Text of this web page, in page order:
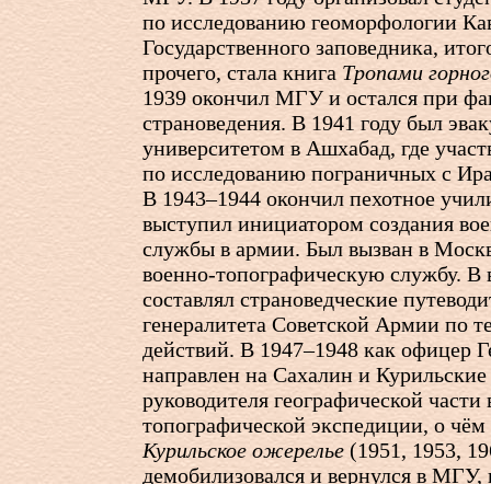
по исследованию геоморфологии
Государственного заповедника,
прочего, стала книга Тропами
1939 окончил МГУ и остался при
страноведения. В 1941 году был
университетом в Ашхабад, где
по исследованию пограничных с
В 1943–1944 окончил пехотное
выступил инициатором создания
службы в армии. Был вызван в
военно-топографическую службу. В
составлял страноведческие
генералитета Советской Армии по
действий. В 1947–1948 как офицер
направлен на Сахалин и Курильские
руководителя географической части
топографической экспедиции, о
Курильское ожерелье (1951, 1953,
демобилизовался и вернулся в МГУ,